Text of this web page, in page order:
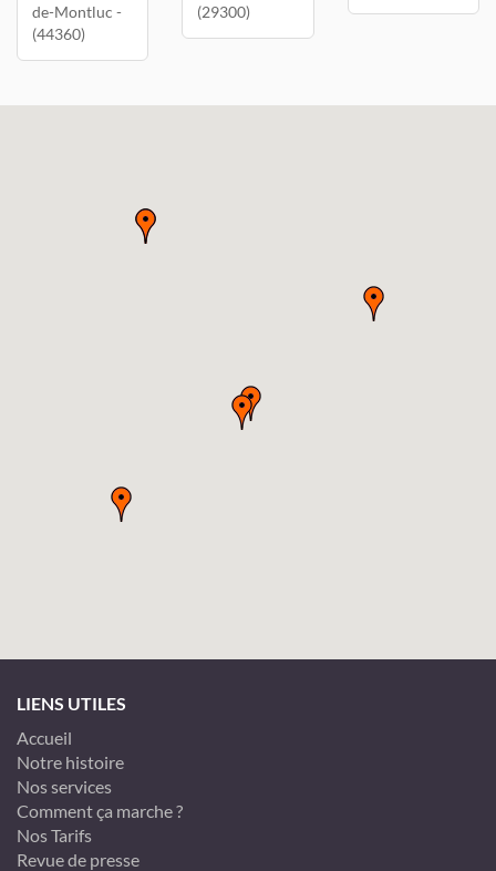
de-Montluc -
(44360)
(29300)
LIENS UTILES
Accueil
Notre histoire
Nos services
Comment ça marche ?
Nos Tarifs
Revue de presse